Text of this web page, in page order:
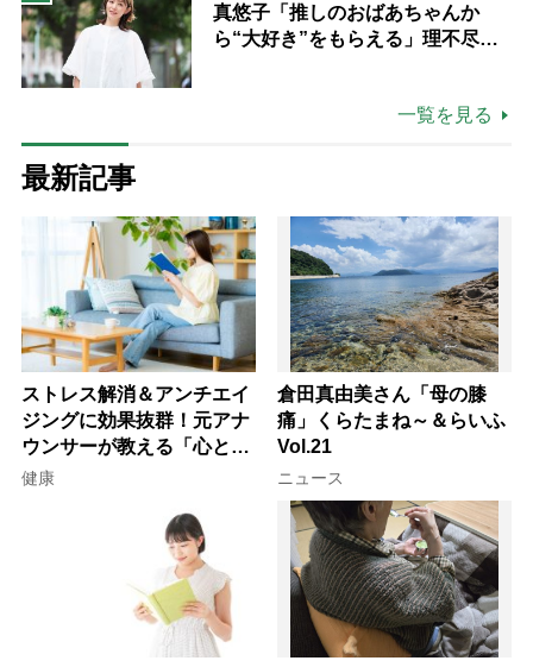
真悠子「推しのおばあちゃんか
ら“大好き”をもらえる」理不尽さ
一覧を見る
最新記事
ストレス解消＆アンチエイ
ジングに効果抜群！元アナ
ウンサーが教える「心と体
を元気にする音読の習慣」
健康
倉田真由美さん「母の膝
痛」くらたまね～＆らいふ
Vol.21
ニュース